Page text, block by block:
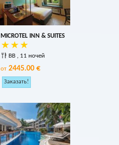
MICROTEL INN & SUITES
BB , 11 ночей
от 2445.00 €